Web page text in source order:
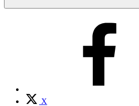
X